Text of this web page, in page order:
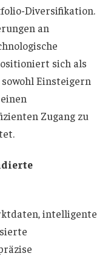
Diversifikation.
an
sich als
Einsteigern
Zugang zu
intelligente